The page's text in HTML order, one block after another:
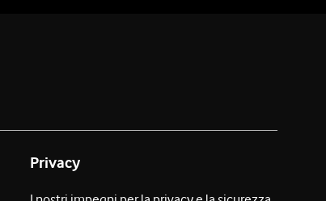
Privacy